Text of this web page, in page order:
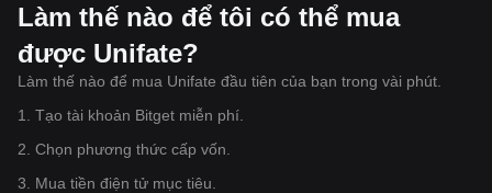
Làm thế nào để tôi có thể mua
được Unifate?
Làm thế nào để mua Unifate đầu tiên của bạn trong vài phút.
1. Tạo tài khoản Bitget miễn phí.
2. Chọn phương thức cấp vốn.
3. Mua tiền điện tử mục tiêu.